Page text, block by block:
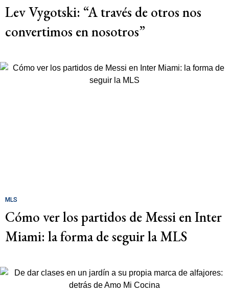
Lev Vygotski: “A través de otros nos
convertimos en nosotros”
MLS
Cómo ver los partidos de Messi en Inter
Miami: la forma de seguir la MLS